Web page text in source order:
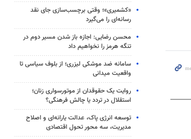
«کشمیری»؛ وقتی برچسب‌سازی جای نقد
رسانه‌ای را می‌گیرد
محسن رضایی: اجازه باز شدن مسیر دوم در
تنگه هرمز را نخواهیم داد
سامانه ضد موشکی لیزری؛ از بلوف سیاسی تا
واقعیت میدانی
روایت یک حقوقدان از موتورسواری زنان؛
استقلال در تردد یا چالش فرهنگی؟
توسعه انرژی پاک، عدالت یارانه‌ای و اصلاح
مدیریت، سه محور تحول اقتصادی